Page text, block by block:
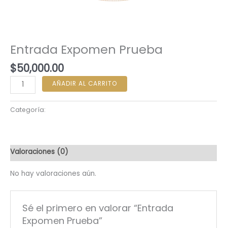
Entrada Expomen Prueba
$50,000.00
AÑADIR AL CARRITO
Categoría:
Valoraciones (0)
No hay valoraciones aún.
Sé el primero en valorar “Entrada
Expomen Prueba”